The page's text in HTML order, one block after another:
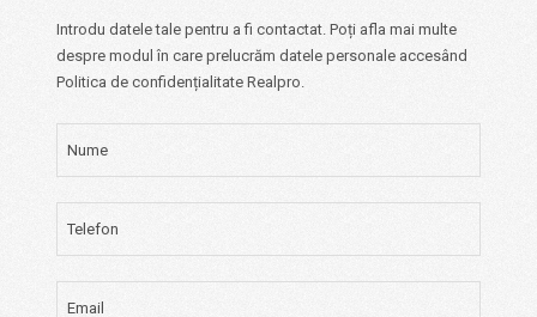
Introdu datele tale pentru a fi contactat. Poți afla mai multe
despre modul în care prelucrăm datele personale accesând
Politica de confidențialitate Realpro.